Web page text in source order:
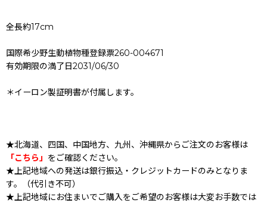
全長約17cm
国際希少野生動植物種登録票260-004671
有効期限の満了日2031/06/30
＊イーロン製証明書が付属します。
★北海道、四国、中国地方、九州、沖縄県からご注文のお客様は
「こちら」 をご確認ください。
★上記地域への発送は銀行振込・クレジットカードのみとなりま
す。（代引き不可）
★上記地域にお住まいでご購入をご希望のお客様は大変お手数では